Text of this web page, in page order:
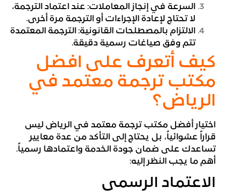
السرعة في إنجاز المعاملات: عند اعتماد الترجمة،
لا تحتاج لإعادة الإجراءات أو الترجمة مرة أخرى.
الالتزام بالمصطلحات القانونية: الترجمة المعتمدة
تتم وفق صياغات رسمية دقيقة.
كيف أتعرف على افضل
مكتب ترجمة معتمد في
الرياض؟
اختيار أفضل مكتب ترجمة معتمد في الرياض ليس
قراراً عشوائياً، بل يحتاج إلى التأكد من عدة معايير
تساعدك على ضمان جودة الخدمة واعتمادها رسمياً.
أهم ما يجب النظر إليه:
الاعتماد الرسمي